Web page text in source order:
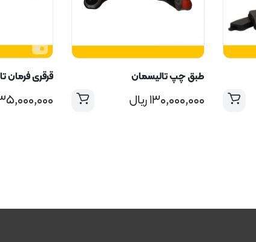
طبق چپ تالیسمان
۱۳۰,۰۰۰,۰۰۰ریال
قرقری فرمان